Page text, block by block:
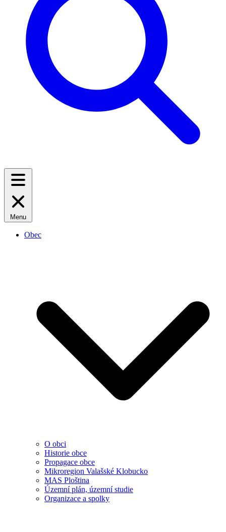
Menu
Obec
O obci
Historie obce
Propagace obce
Mikroregion Valašské Klobucko
MAS Ploština
Územní plán, územní studie
Organizace a spolky